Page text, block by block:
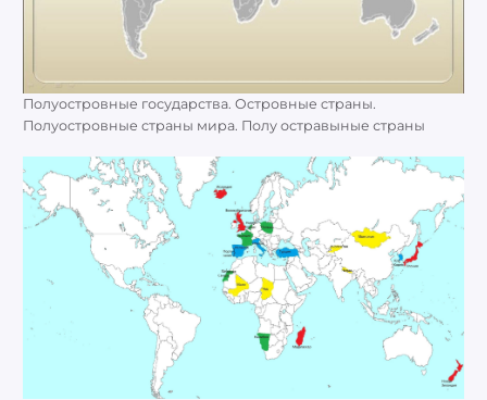
Полуостровные государства. Островные страны.
Полуостровные страны мира. Полу остравыные страны